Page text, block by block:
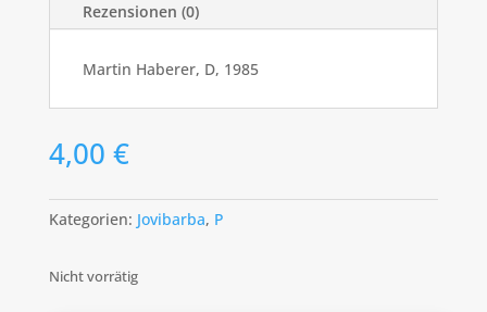
Rezensionen (0)
Martin Haberer, D, 1985
4,00 €
Kategorien: Jovibarba, P
Nicht vorrätig